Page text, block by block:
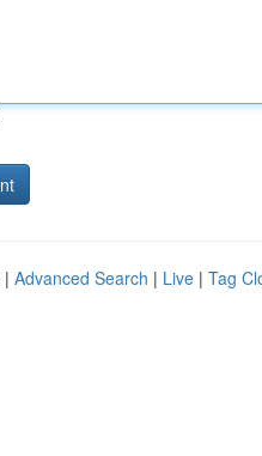
| Advanced Search | Live | Tag